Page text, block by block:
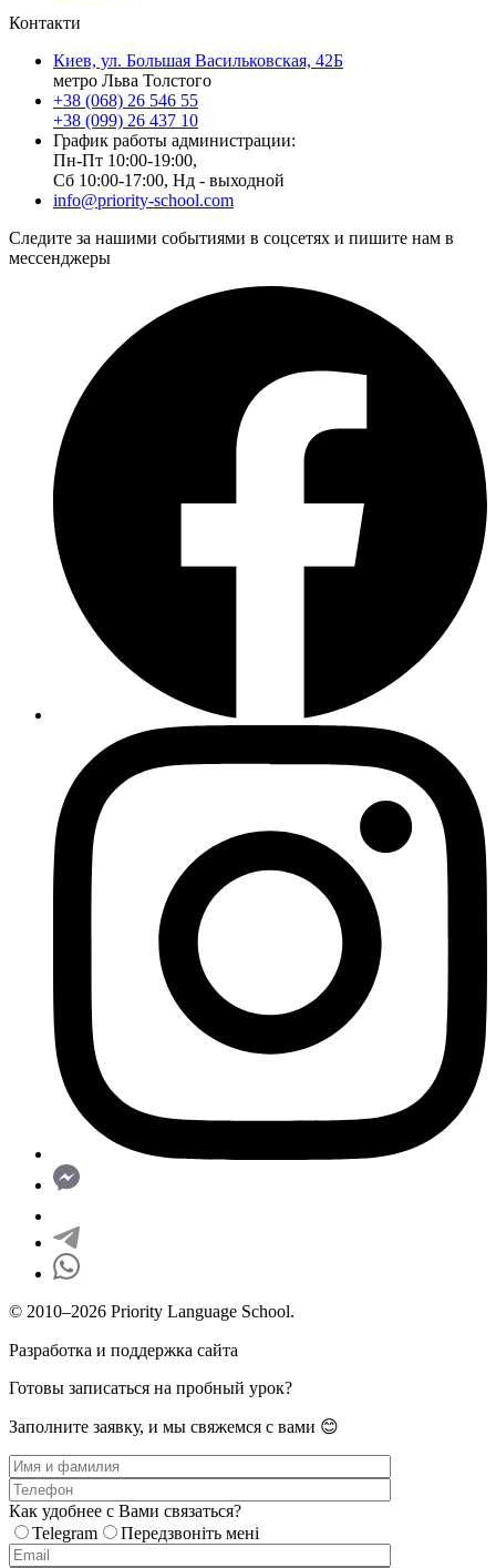
Контакти
Киев, ул. Большая Васильковская, 42Б
метро Льва Толстого
+38 (068) 26 546 55
+38 (099) 26 437 10
График работы администрации:
Пн-Пт 10:00-19:00,
Сб 10:00-17:00, Нд - выходной
info@priority-school.com
Следите за нашими событиями в соцсетях и пишите нам в
мессенджеры
© 2010–2026 Priority Language School.
Разработка и поддержка сайта
Готовы записаться на пробный урок?
Заполните заявку, и мы свяжемся с вами 😊
Как удобнее с Вами связаться?
Telegram
Передзвоніть мені